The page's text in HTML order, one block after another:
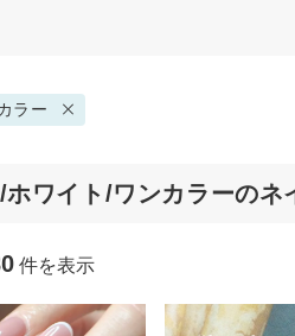
ラー
ホワイト/ワンカラーのネ
件を表示